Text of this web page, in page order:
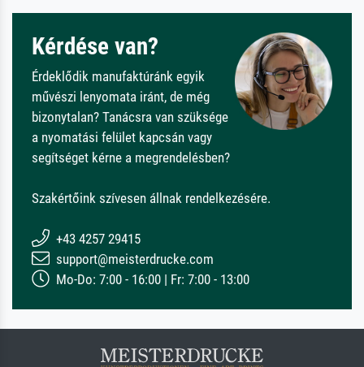
Kérdése van?
Érdeklődik manufaktúránk egyik
művészi lenyomata iránt, de még
bizonytalan? Tanácsra van szüksége
a nyomatási felület kapcsán vagy
segítséget kérne a megrendelésben?
Szakértőink szívesen állnak rendelkezésére.
+43 4257 29415
support@meisterdrucke.com
Mo-Do: 7:00 - 16:00 | Fr: 7:00 - 13:00